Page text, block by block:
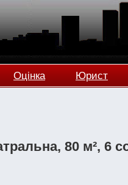
Оцінка Юрист
80 м², 6